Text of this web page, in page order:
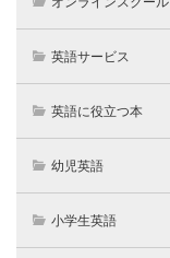
英語サービス
英語に役立つ本
幼児英語
小学生英語